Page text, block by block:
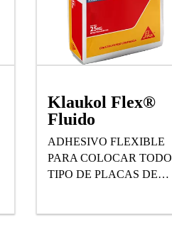
Klaukol Flex®
Fluido
ADHESIVO FLEXIBLE
PARA COLOCAR TODO
TIPO DE PLACAS DE